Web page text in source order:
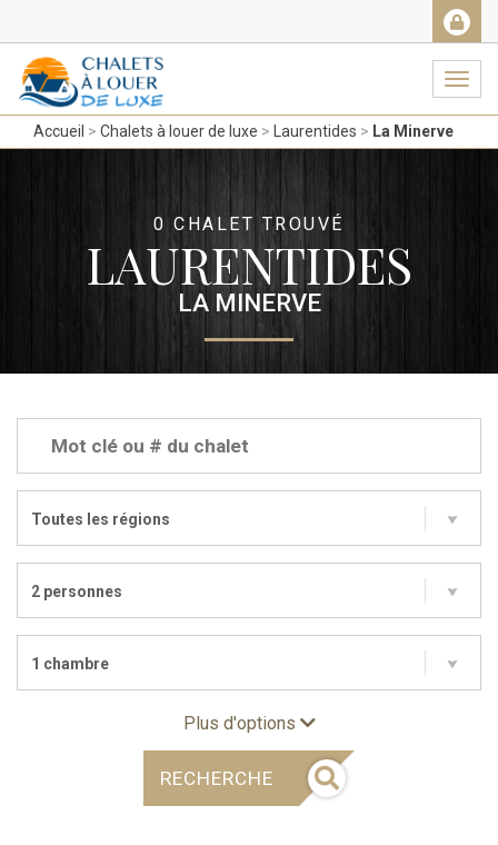
Accueil Chalets à louer de luxe Laurentides La Minerve
0 CHALET TROUVÉ
LAURENTIDES
LA MINERVE
Toutes les régions
2 personnes
1 chambre
Plus d'options
RECHERCHE